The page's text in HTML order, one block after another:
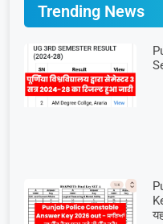
Trending News